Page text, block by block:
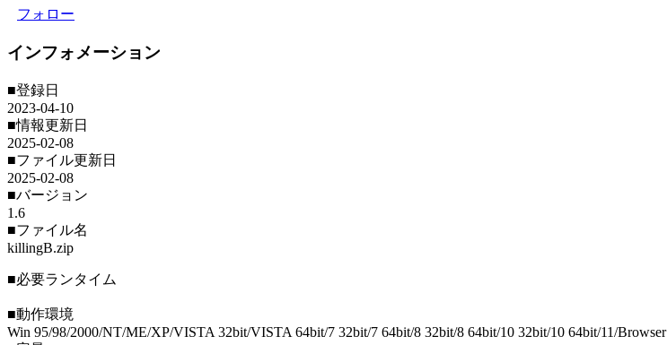
フォロー
インフォメーション
■登録日
2023-04-10
■情報更新日
2025-02-08
■ファイル更新日
2025-02-08
■バージョン
1.6
■ファイル名
killingB.zip
■必要ランタイム
■動作環境
Win 95/98/2000/NT/ME/XP/VISTA 32bit/VISTA 64bit/7 32bit/7 64bit/8 32bit/8 64bit/10 32bit/10 64bit/11/Browser